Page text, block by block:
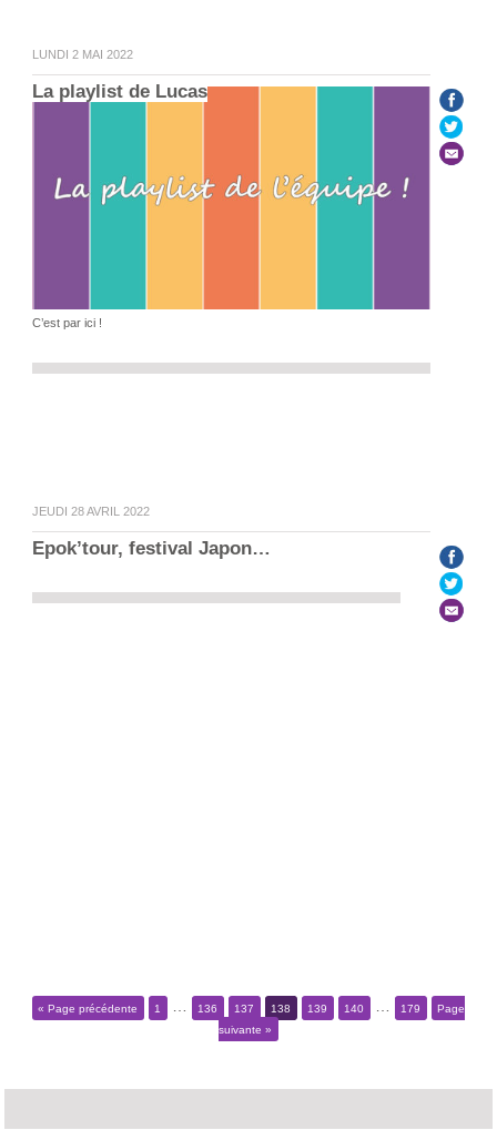
LUNDI 2 MAI 2022
La playlist de Lucas
C’est par ici !
JEUDI 28 AVRIL 2022
Epok’tour, festival Japon…
Le Labo n° 105
« Page précédente 1 136 137 138 139 140 179
Page
suivante »